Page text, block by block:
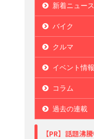
新着ニュー
バイク
クルマ
イベント情報
コラム
過去の連載
【PR】話題沸